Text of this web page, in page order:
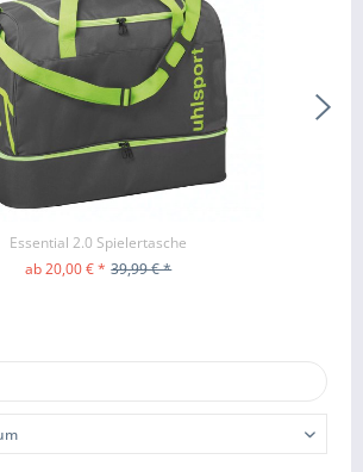
Essential 2.0 Spielertasche
ab 20,00 € * 39,99 € *